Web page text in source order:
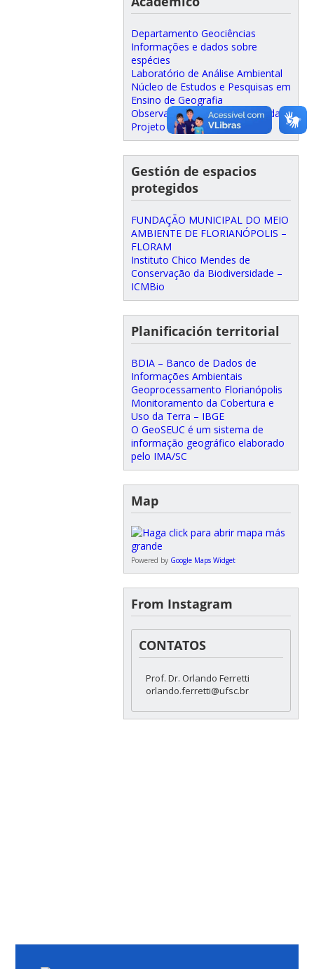
Departamento Geociências
Informações e dados sobre
espécies
Laboratório de Análise Ambiental
Núcleo de Estudos e Pesquisas em
Ensino de Geografia
Observatório de Áreas Protegidas
Projeto Bosque do CFH
Gestión de espacios
protegidos
FUNDAÇÃO MUNICIPAL DO MEIO
AMBIENTE DE FLORIANÓPOLIS –
FLORAM
Instituto Chico Mendes de
Conservação da Biodiversidade –
ICMBio
Planificación territorial
BDIA – Banco de Dados de
Informações Ambientais
Geoprocessamento Florianópolis
Monitoramento da Cobertura e
Uso da Terra – IBGE
O GeoSEUC é um sistema de
informação geográfico elaborado
pelo IMA/SC
Map
Powered by Google Maps Widget
From Instagram
CONTATOS
Prof. Dr. Orlando Ferretti
orlando.ferretti@ufsc.br